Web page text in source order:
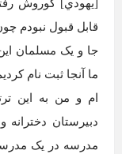
[يهودي] کوروش
جا و یک مسلمان
ما آنجا ثبت نام
‌ام و من به این
دبیرستان